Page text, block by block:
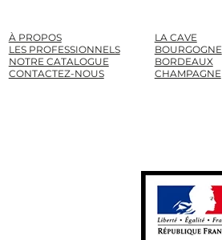
À PROPOS
LES PROFESSIONNELS
NOTRE CATALOGUE
CONTACTEZ-NOUS
LA CAVE
BOURGOGNE
BORDEAUX
CHAMPAGNE